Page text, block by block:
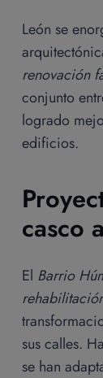
León se
renovación
conjunto
logrado
edificios.
casco
El Barrio
sus calles.
se han